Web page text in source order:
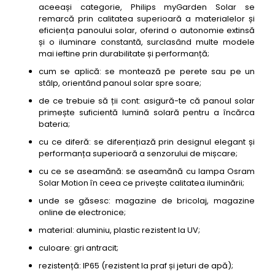
aceeași categorie, Philips myGarden Solar se
remarcă prin calitatea superioară a materialelor și
eficiența panoului solar, oferind o autonomie extinsă
și o iluminare constantă, surclasând multe modele
mai ieftine prin durabilitate și performanță;
cum se aplică: se montează pe perete sau pe un
stâlp, orientând panoul solar spre soare;
de ce trebuie să ții cont: asigură-te că panoul solar
primește suficientă lumină solară pentru a încărca
bateria;
cu ce diferă: se diferențiază prin designul elegant și
performanța superioară a senzorului de mișcare;
cu ce se aseamănă: se aseamănă cu lampa Osram
Solar Motion în ceea ce privește calitatea iluminării;
unde se găsesc: magazine de bricolaj, magazine
online de electronice;
material: aluminiu, plastic rezistent la UV;
culoare: gri antracit;
rezistență: IP65 (rezistent la praf și jeturi de apă);